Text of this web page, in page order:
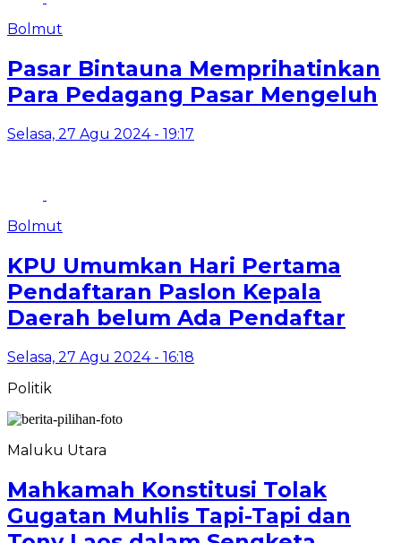
Bolmut
Pasar Bintauna Memprihatinkan
Para Pedagang Pasar Mengeluh
Selasa, 27 Agu 2024 - 19:17
Bolmut
KPU Umumkan Hari Pertama
Pendaftaran Paslon Kepala
Daerah belum Ada Pendaftar
Selasa, 27 Agu 2024 - 16:18
Politik
Maluku Utara
Mahkamah Konstitusi Tolak
Gugatan Muhlis Tapi-Tapi dan